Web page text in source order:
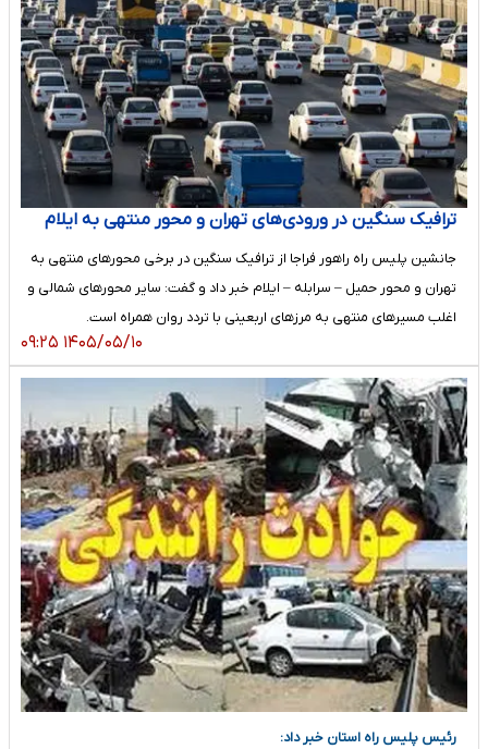
ترافیک سنگین در ورودی‌های تهران و محور منتهی به ایلام
جانشین پلیس راه راهور فراجا از ترافیک سنگین در برخی محورهای منتهی به
تهران و محور حمیل – سرابله – ایلام خبر داد و گفت: سایر محورهای شمالی و
اغلب مسیرهای منتهی به مرزهای اربعینی با تردد روان همراه است.
۱۴۰۵/۰۵/۱۰ ۰۹:۲۵
رئیس پلیس راه استان خبر داد: